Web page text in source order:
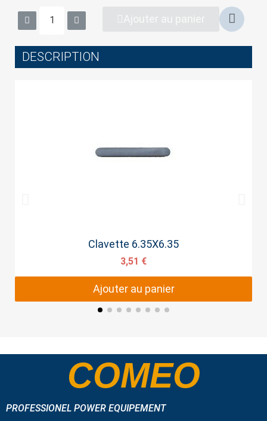
Ajouter au panier
DESCRIPTION
Aperçu rapide
Clavette 6.35X6.35
3,51 €
Ajouter au panier
COMEO
PROFESSIONEL POWER EQUIPEMENT
Cancel